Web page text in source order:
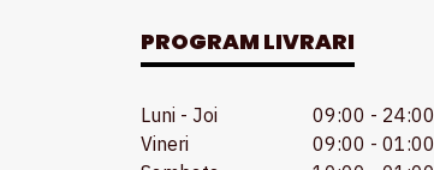
PROGRAM LIVRARI
Luni - Joi
09:00 - 24:00
Vineri
09:00 - 01:00